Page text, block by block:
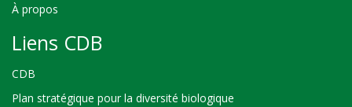
À propos
Liens CDB
CDB
Plan stratégique pour la diversité biologique